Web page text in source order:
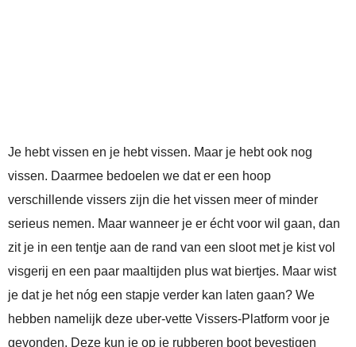
Je hebt vissen en je hebt vissen. Maar je hebt ook nog
vissen. Daarmee bedoelen we dat er een hoop
verschillende vissers zijn die het vissen meer of minder
serieus nemen. Maar wanneer je er écht voor wil gaan, dan
zit je in een tentje aan de rand van een sloot met je kist vol
visgerij en een paar maaltijden plus wat biertjes. Maar wist
je dat je het nóg een stapje verder kan laten gaan? We
hebben namelijk deze uber-vette Vissers-Platform voor je
gevonden. Deze kun je op je rubberen boot bevestigen